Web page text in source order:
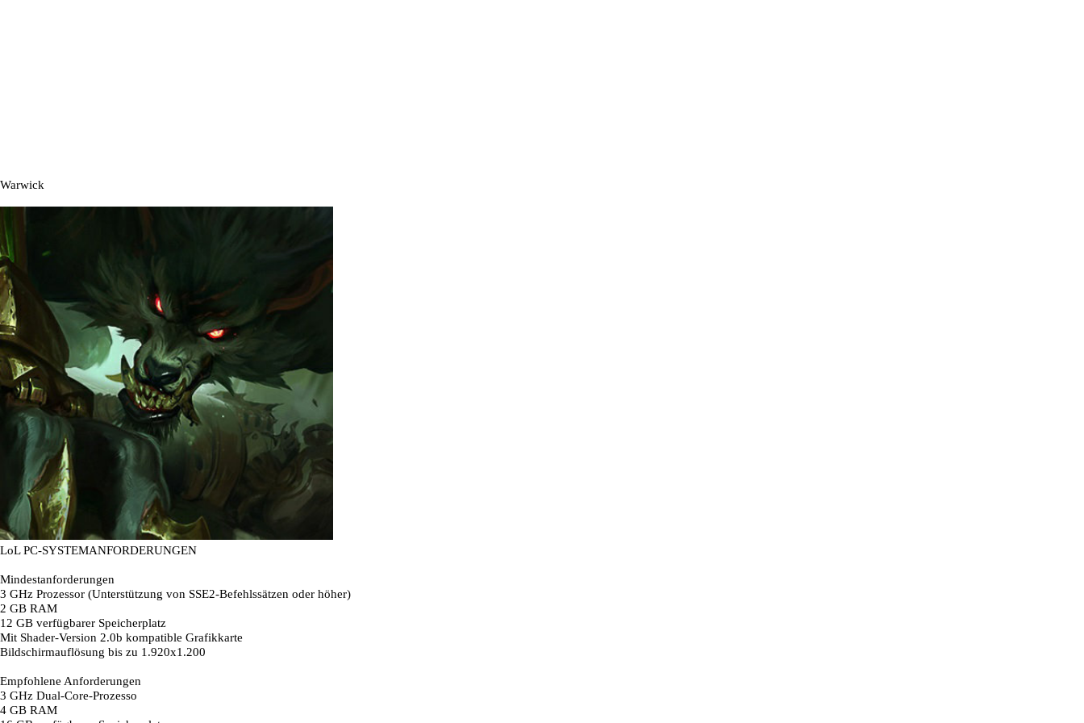
Warwick
LoL PC-SYSTEMANFORDERUNGEN
Mindestanforderungen
3 GHz Prozessor (Unterstützung von SSE2-Befehlssätzen oder höher)
2 GB RAM
12 GB verfügbarer Speicherplatz
Mit Shader-Version 2.0b kompatible Grafikkarte
Bildschirmauflösung bis zu 1.920x1.200
Empfohlene Anforderungen
3 GHz Dual-Core-Prozesso
4 GB RAM